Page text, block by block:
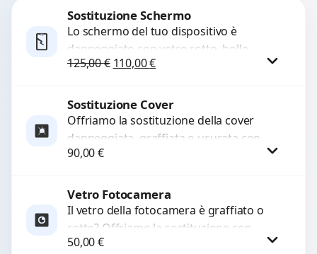
Sostituzione Schermo
Lo schermo del tuo dispositivo è
danneggiato con vetro rotto, bolle,
macchie, schermo nero o pixel morti?
125,00€ Il prezzo originale era: 125,00 €.
110,00€Il prezzo attuale è: 110,00 €.
Procedi
Sostituzione Cover
Offriamo la sostituzione della cover
danneggiata, graffiata o usurata con
ricambi di alta qualità e garantiti.
90,00€
Procedi
Vetro Fotocamera
Il vetro della fotocamera è graffiato o
rotto? Offriamo la sostituzione con
ricambi di alta qualità garantiti per 3
50,00€